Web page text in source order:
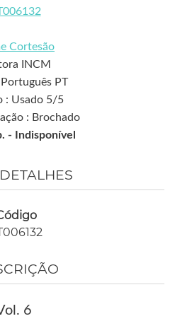
Cortesão
INCM
Português PT
: Usado 5/5
: Brochado
-
Indisponível
6